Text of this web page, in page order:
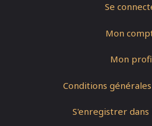
Se
Mon
Mon
Conditions
S'enregistrer dans